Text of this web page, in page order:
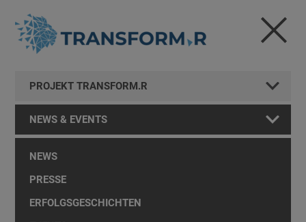
PROJEKT TRANSFORM.R
NEWS & EVENTS
NEWS
PRESSE
ERFOLGSGESCHICHTEN